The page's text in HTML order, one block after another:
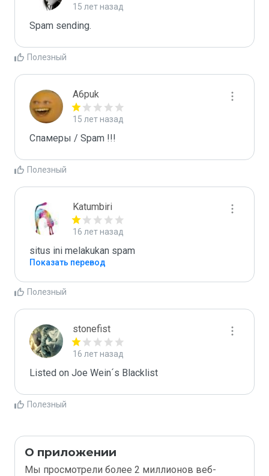
15 лет назад
Spam sending.
Полезный
A6puk
15 лет назад
Спамеры / Spam !!!
Полезный
Katumbiri
16 лет назад
situs ini melakukan spam
Показать перевод
Полезный
stonefist
16 лет назад
Listed on Joe Wein´s Blacklist
Полезный
О приложении
Мы просмотрели более 2 миллионов веб-